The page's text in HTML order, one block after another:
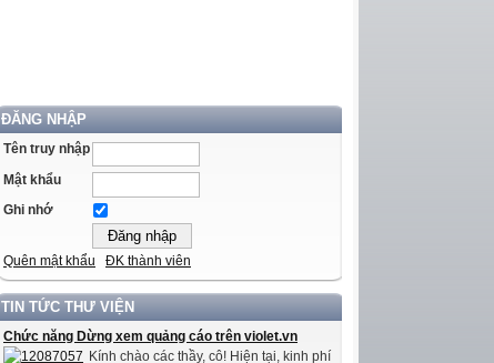
ĐĂNG NHẬP
Tên truy nhập
Mật khẩu
Ghi nhớ
Quên mật khẩu ĐK thành viên
TIN TỨC THƯ VIỆN
Chức năng Dừng xem quảng cáo trên violet.vn
Kính chào các thầy, cô! Hiện tại, kinh phí